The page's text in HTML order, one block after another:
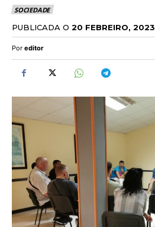
SOCIEDADE
PUBLICADA O 20 FEBREIRO, 2023
Por editor